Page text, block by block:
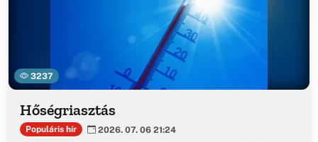
3237
Hőségriasztás
Populáris hír 2026. 07. 06 21:24